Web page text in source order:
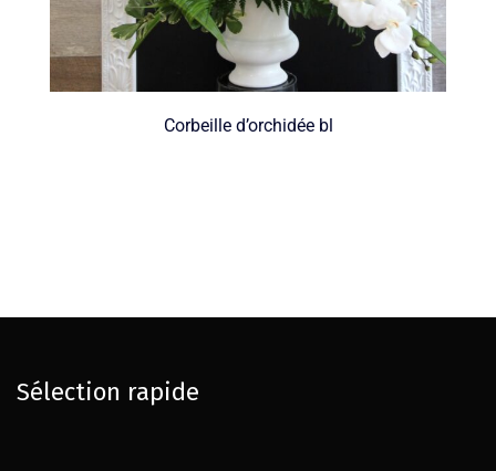
Corbeille d’orchidée bl
Sélection rapide